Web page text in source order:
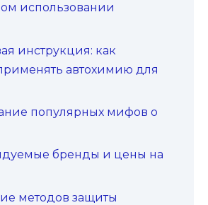
использовании
инструкция: как
автохимию для
популярных мифов о
бренды и цены на
методов защиты